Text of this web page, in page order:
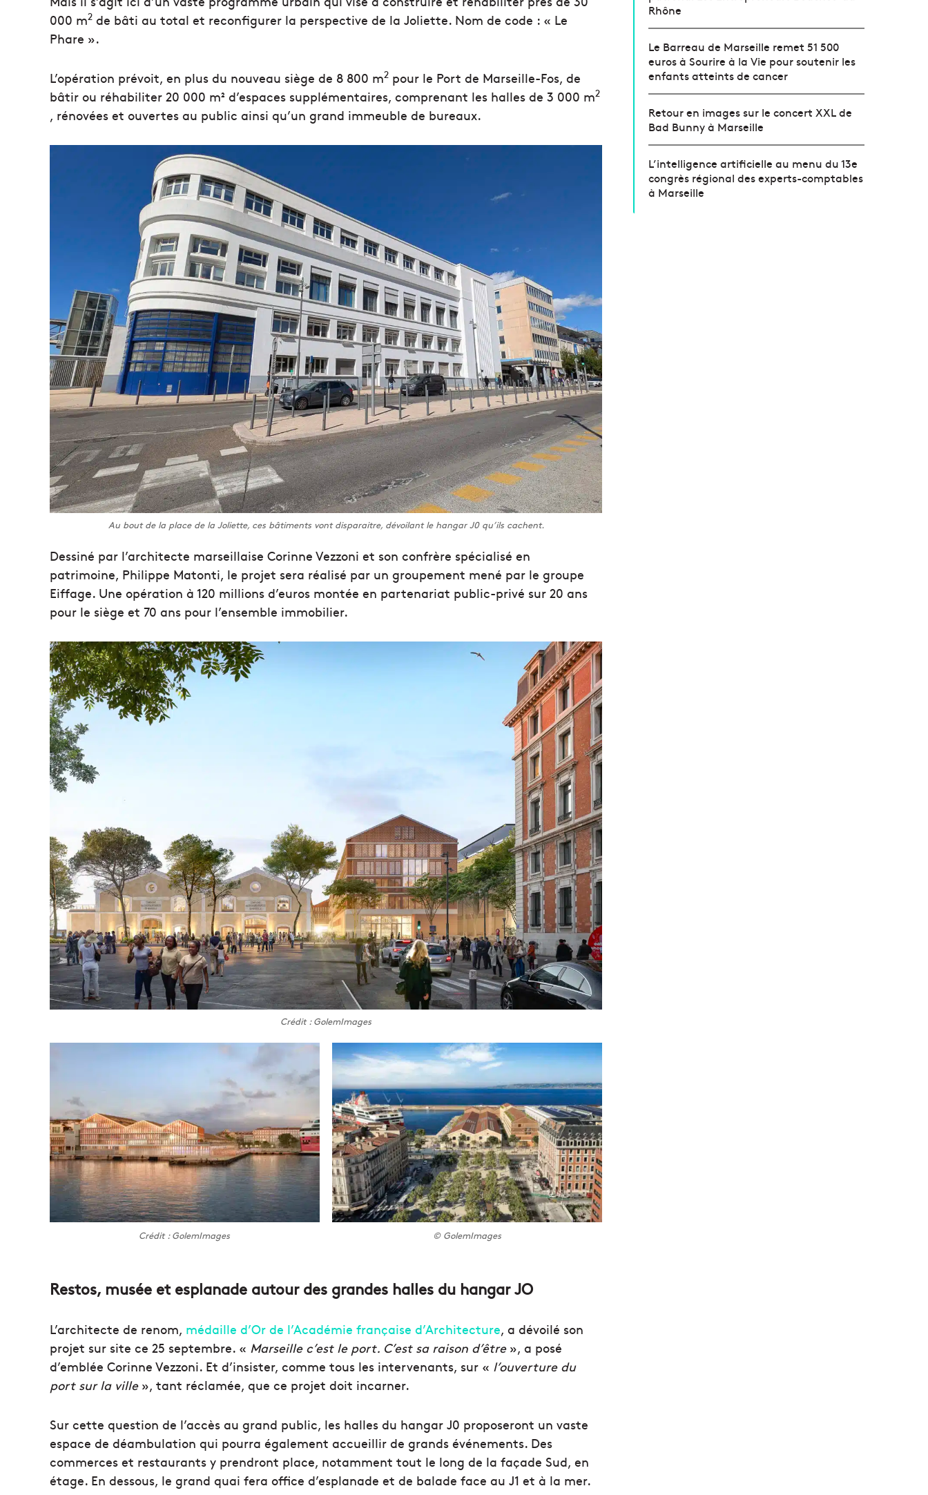
000 m2 de bâti au total et reconfigurer la perspective de la Joliette. Nom de code : « Le
Phare ».
L’opération prévoit, en plus du nouveau siège de 8 800 m2 pour le Port de Marseille-Fos, de
bâtir ou réhabiliter 20 000 m² d’espaces supplémentaires, comprenant les halles de 3 000 m2
, rénovées et ouvertes au public ainsi qu’un grand immeuble de bureaux.
Au bout de la place de la Joliette, ces bâtiments vont disparaitre, dévoilant le hangar J0 qu’ils cachent.
Dessiné par l’architecte marseillaise Corinne Vezzoni et son confrère spécialisé en
patrimoine, Philippe Matonti, le projet sera réalisé par un groupement mené par le groupe
Eiffage. Une opération à 120 millions d’euros montée en partenariat public-privé sur 20 ans
pour le siège et 70 ans pour l’ensemble immobilier.
Crédit : GolemImages
Crédit : GolemImages © GolemImages
Restos, musée et esplanade autour des grandes halles du hangar JO
L’architecte de renom, médaille d’Or de l’Académie française d’Architecture, a dévoilé son
projet sur site ce 25 septembre. « Marseille c’est le port. C’est sa raison d’être», a posé
d’emblée Corinne Vezzoni. Et d’insister, comme tous les intervenants, sur « l’ouverture du
port sur la ville», tant réclamée, que ce projet doit incarner.
Sur cette question de l’accès au grand public, les halles du hangar J0 proposeront un vaste
espace de déambulation qui pourra également accueillir de grands événements. Des
commerces et restaurants y prendront place, notamment tout le long de la façade Sud, en
étage. En dessous, le grand quai fera office d’esplanade et de balade face au J1 et à la mer.
Rhône
Le Barreau de Marseille remet 51 500
euros à Sourire à la Vie pour soutenir les
enfants atteints de cancer
Retour en images sur le concert XXL de
Bad Bunny à Marseille
L’intelligence artificielle au menu du 13e
congrès régional des experts-comptables
à Marseille